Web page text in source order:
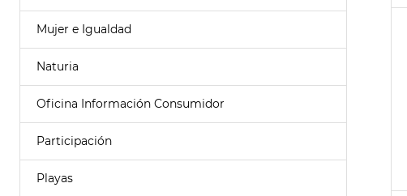
Mujer e Igualdad
Naturia
Oficina Información Consumidor
Participación
Playas